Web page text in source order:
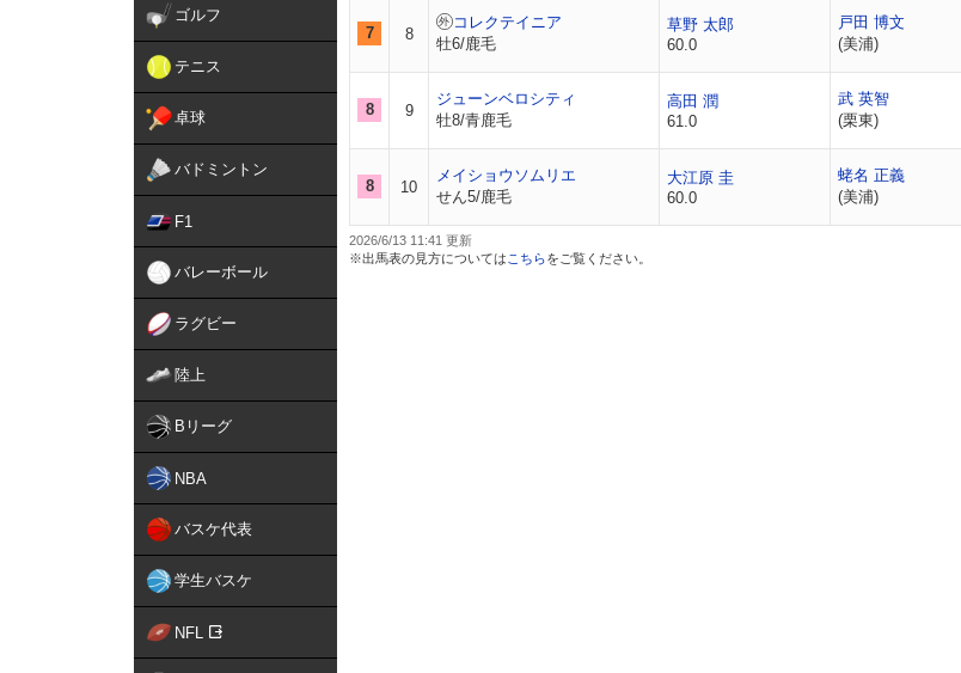
ゴルフ
テニス
卓球
バドミントン
F1
バレーボール
ラグビー
陸上
Bリーグ
NBA
バスケ代表
学生バスケ
NFL
7 8
コレクテイニア
牡6/鹿毛
草野 太郎
60.0
戸田 博文
(美浦)
8 9
ジューンベロシティ
牡8/青鹿毛
高田 潤
61.0
武 英智
(栗東)
8 10
メイショウソムリエ
せん5/鹿毛
大江原 圭
60.0
蛯名 正義
(美浦)
2026/6/13 11:41
※出馬表の見方については こちらをご覧ください。